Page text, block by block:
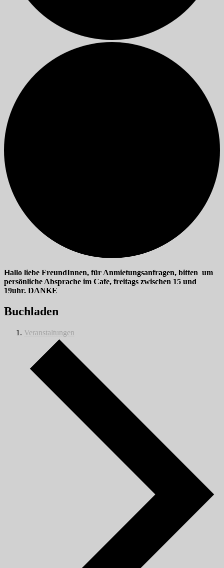
Hallo liebe FreundInnen, für Anmietungsanfragen, bitten um
persönliche Absprache im Cafe, freitags zwischen 15 und
19uhr. DANKE
Buchladen
Veranstaltungen